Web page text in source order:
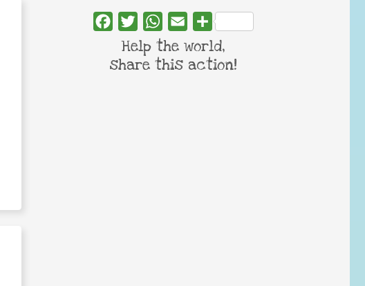
FacebookTwitterWhatsApp
Email Share
Help the world,
share this action!